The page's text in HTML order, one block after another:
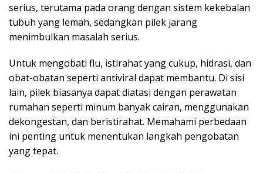
serius, terutama pada orang dengan sistem kekebalan
tubuh yang lemah, sedangkan pilek jarang
menimbulkan masalah serius.
Untuk mengobati flu, istirahat yang cukup, hidrasi, dan
obat-obatan seperti antiviral dapat membantu. Di sisi
lain, pilek biasanya dapat diatasi dengan perawatan
rumahan seperti minum banyak cairan, menggunakan
dekongestan, dan beristirahat. Memahami perbedaan
ini penting untuk menentukan langkah pengobatan
yang tepat.